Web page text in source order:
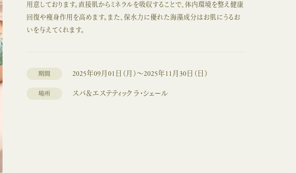
用意しております。直接肌からミネラルを吸収することで、体内環境を整え健康
回復や痩身作用を高めます。また、保水力に優れた海藻成分はお肌にうるお
いを与えてくれます。
期間 2025年09月01日（月）～2025年11月30日（日）
場所 スパ＆エステティック ラ・シェール